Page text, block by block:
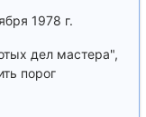
1978 г.
дел мастера",
порог